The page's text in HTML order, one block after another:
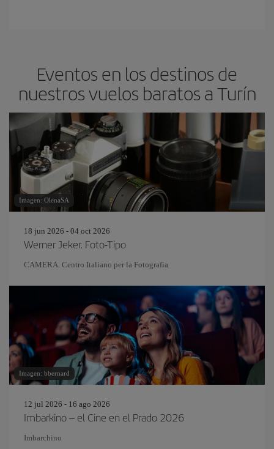
Eventos en los destinos de
nuestros vuelos baratos a Turín
Imagen: OlenaSA
18 jun 2026 - 04 oct 2026
Werner Jeker. Foto-Tipo
CAMERA. Centro Italiano per la Fotografia
Imagen: bbernard
12 jul 2026 - 16 ago 2026
Imbarkino – el Cine en el Prado 2026
Imbarchino